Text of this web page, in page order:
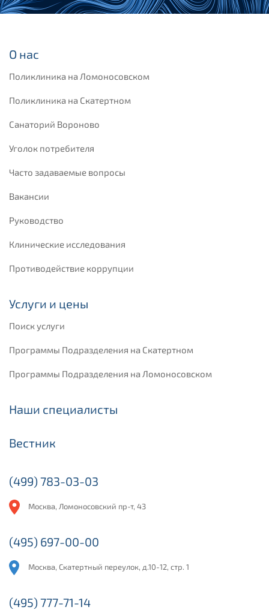
О нас
Поликлиника на Ломоносовском
Поликлиника на Скатертном
Санаторий Вороново
Уголок потребителя
Часто задаваемые вопросы
Вакансии
Руководство
Клинические исследования
Противодействие коррупции
Услуги и цены
Поиск услуги
Программы Подразделения на Скатертном
Программы Подразделения на Ломоносовском
Наши специалисты
Вестник
(499) 783-03-03
Москва, Ломоносовский пр-т, 43
(495) 697-00-00
Москва, Скатертный переулок, д.10-12, стр. 1
(495) 777-71-14